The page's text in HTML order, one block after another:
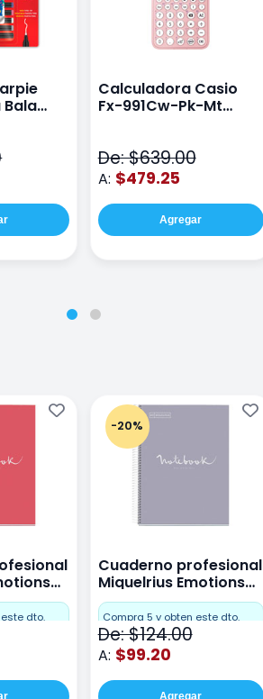
Bala
Calculadora Casio
Fx-991Cw-Pk-Mt
De: $639.00
A: $479.25
Agregar
Coral
dto.
-20%
Cuaderno profesional
Miquelrius Emotions
raya 80 hojas Gris
Compra 5 y obten este dto.
De: $124.00
A: $99.20
Agregar